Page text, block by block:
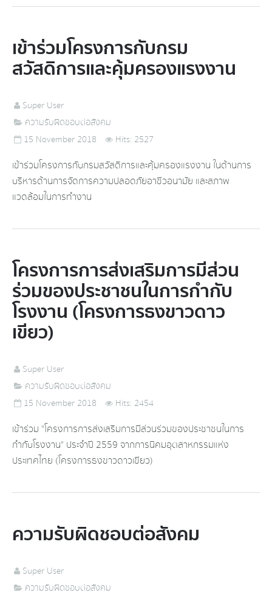
เข้าร่วมโครงการกับกรม
สวัสดิการและคุ้มครองแรงงาน
Super User
ความรับผิดชอบต่อสังคม
15 November 2018
Hits: 2527
เข้าร่วมโครงการกับกรมสวัสดิการและคุ้มครองแรงงาน ในด้านการ
บริหารด้านการจัดการความปลอดภัยอาชีวอนามัย และสภาพ
แวดล้อมในการทำงาน
โครงการการส่งเสริมการมีส่วน
ร่วมของประชาชนในการกำกับ
โรงงาน (โครงการธงขาวดาว
เขียว)
Super User
ความรับผิดชอบต่อสังคม
15 November 2018
Hits: 2454
เข้าร่วม "โครงการการส่งเสริมการมีส่วนร่วมของประชาชนในการ
กำกับโรงงาน" ประจำปี 2559 จากการนิคมอุตสาหกรรมแห่ง
ประเทศไทย (โครงการธงขาวดาวเขียว)
ความรับผิดชอบต่อสังคม
Super User
ความรับผิดชอบต่อสังคม